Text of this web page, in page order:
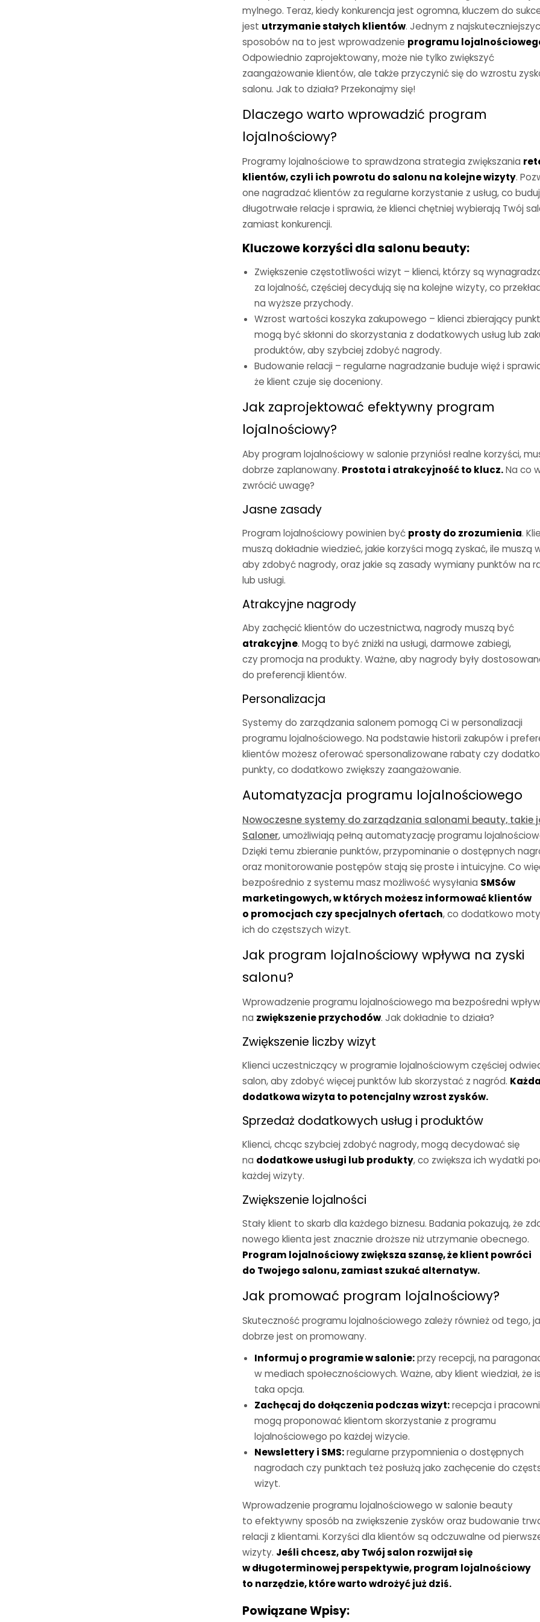
mylnego. Teraz, kiedy konkurencja jest ogromna, kluczem do
jest utrzymanie stałych klientów. Jednym z
sposobów na to jest wprowadzenie programu
Odpowiednio zaprojektowany, może nie tylko zwiększyć
zaangażowanie klientów, ale także przyczynić się do wzrostu
salonu. Jak to działa? Przekonajmy się!
Dlaczego warto wprowadzić program
lojalnościowy?
Programy lojalnościowe to sprawdzona strategia zwiększania
klientów, czyli ich powrotu do salonu na kolejne wizyty.
one nagradzać klientów za regularne korzystanie z usług, co
długotrwałe relacje i sprawia, że klienci chętniej wybierają Twój
zamiast konkurencji.
Kluczowe korzyści dla salonu beauty:
Zwiększenie częstotliwości wizyt – klienci, którzy są
za lojalność, częściej decydują się na kolejne wizyty, co
na wyższe przychody.
Wzrost wartości koszyka zakupowego – klienci zbierający
mogą być skłonni do skorzystania z dodatkowych usług lub
produktów, aby szybciej zdobyć nagrody.
Budowanie relacji – regularne nagradzanie buduje więź i
że klient czuje się doceniony.
Jak zaprojektować efektywny program
lojalnościowy?
Aby program lojalnościowy w salonie przyniósł realne korzyści,
dobrze zaplanowany. Prostota i atrakcyjność to klucz.Na co
zwrócić uwagę?
Jasne zasady
Program lojalnościowy powinien być prosty do zrozumienia.
muszą dokładnie wiedzieć, jakie korzyści mogą zyskać, ile muszą
aby zdobyć nagrody, oraz jakie są zasady wymiany punktów na
lub usługi.
Atrakcyjne nagrody
Aby zachęcić klientów do uczestnictwa, nagrody muszą być
atrakcyjne. Mogą to być zniżki na usługi, darmowe zabiegi,
czy promocja na produkty. Ważne, aby nagrody były
do preferencji klientów.
Personalizacja
Systemy do zarządzania salonem pomogą Ci w personalizacji
programu lojalnościowego. Na podstawie historii zakupów i
klientów możesz oferować spersonalizowane rabaty czy
punkty, co dodatkowo zwiększy zaangażowanie.
Automatyzacja programu lojalnościowego
Nowoczesne systemy do zarządzania salonami beauty, takie
Saloner, umożliwiają pełnąautomatyzację programu
Dzięki temu zbieranie punktów, przypominanie o dostępnych
oraz monitorowanie postępów stają się proste i intuicyjne. Co
bezpośrednio z systemu masz możliwość wysyłania SMSów
marketingowych, w których możesz informować klientów
o promocjach czy specjalnych ofertach, co dodatkowo
ich do częstszych wizyt.
Jak program lojalnościowy wpływa na zyski
salonu?
Wprowadzenie programu lojalnościowego ma bezpośredni wpływ
na zwiększenie przychodów. Jak dokładnie to działa?
Zwiększenie liczby wizyt
Klienci uczestniczący w programie lojalnościowym częściej
salon, aby zdobyć więcej punktów lub skorzystać z nagród. Każda
dodatkowa wizyta to potencjalny wzrost zysków.
Sprzedaż dodatkowych usług i produktów
Klienci, chcąc szybciej zdobyć nagrody, mogą decydować się
na dodatkowe usługi lub produkty, co zwiększa ich wydatki
każdej wizyty.
Zwiększenie lojalności
Stały klient to skarb dla każdego biznesu. Badania pokazują, że
nowego klienta jest znacznie droższe niż utrzymanie obecnego.
Program lojalnościowy zwiększa szansę, że klient powróci
do Twojego salonu, zamiast szukać alternatyw.
Jak promować program lojalnościowy?
Skuteczność programu lojalnościowego zależy również od tego,
dobrze jest on promowany.
Informuj o programie w salonie:przy recepcji, na
w mediach społecznościowych. Ważne, aby klient wiedział, że
taka opcja.
Zachęcaj do dołączenia podczas wizyt:recepcja i
mogą proponować klientom skorzystanie z programu
lojalnościowego po każdej wizycie.
Newslettery i SMS:regularne przypomnienia o dostępnych
nagrodach czy punktach też posłużą jako zachęcenie do
wizyt.
Wprowadzenie programu lojalnościowego w salonie beauty
to efektywny sposób na zwiększenie zysków oraz budowanie
relacji z klientami. Korzyści dla klientów są odczuwalne od
wizyty. Jeśli chcesz, aby Twój salon rozwijał się
w długoterminowej perspektywie, program lojalnościowy
to narzędzie, które warto wdrożyć już dziś.
Powiązane Wpisy: